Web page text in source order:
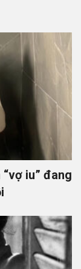
iu” đang